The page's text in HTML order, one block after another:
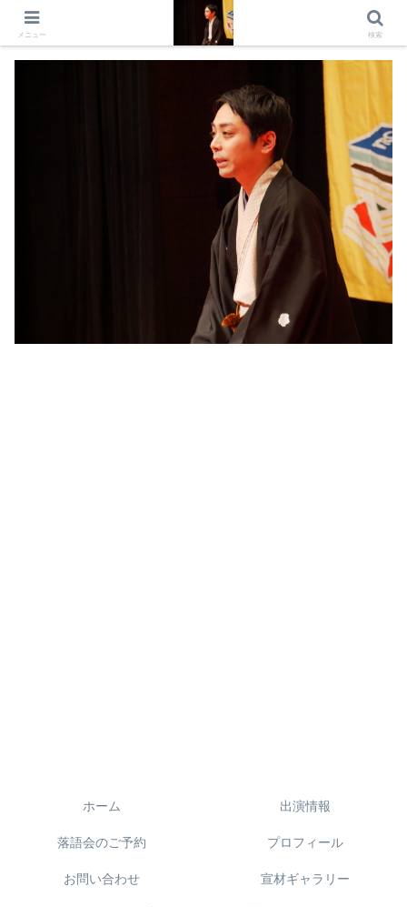
出演情報 出演依頼 日記 プロフィール
ホーム 出演情報
落語会のご予約 プロフィール
お問い合わせ 宣材ギャラリー
メニュー 検索